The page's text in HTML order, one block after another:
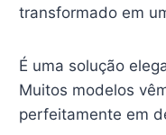
transformado em
É uma solução
Muitos modelos
perfeitamente em